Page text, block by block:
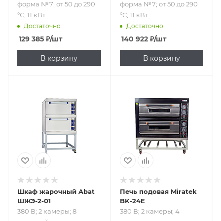
форма №7; от 50 до 290
°С; 11 кВт
Достаточно
129 385 ₽/шт
В корзину
форма №7; от 50 до 290
°С; 11 кВт
Достаточно
140 922₽/шт
В корзину
380 В; 2 камеры; 8
емкостей;
противни 530х470
мм; от 20 до 270
Шкаф жарочный Abat
ШЖЭ-2-01
380 В; 2 камеры; 8
380 В; 2 камеры; 4
емкости;
противни
600х400 мм; от 20
до 300 °С; 13.2 кВт
Печь подовая Miratek
BK-24E
380 В; 2 камеры; 4